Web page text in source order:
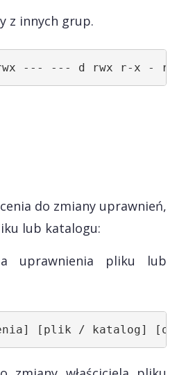
z innych grup.
--- --- d rwx r-x -
do zmiany uprawnień,
lub katalogu:
uprawnienia pliku lub
[plik / katalog]